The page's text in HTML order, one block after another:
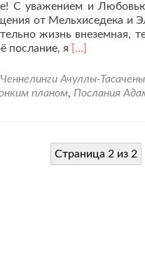
С уважением и
от Мельхиседека и
жизнь внеземная,
послание, я Читать
проМой
первый
Верховным
Жрецом
[…]
Ченнелинги Ачуллы-
планом, Послания
Страница 2 из 2